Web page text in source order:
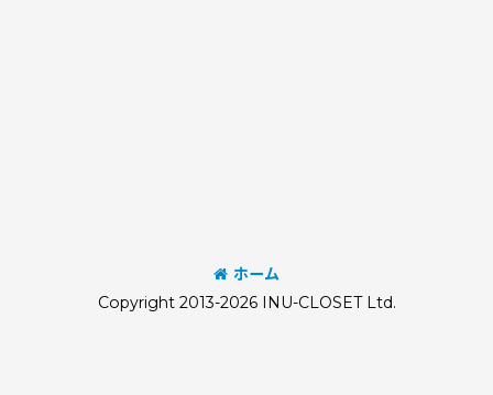
ホーム
Copyright 2013-2026 INU-CLOSET Ltd.